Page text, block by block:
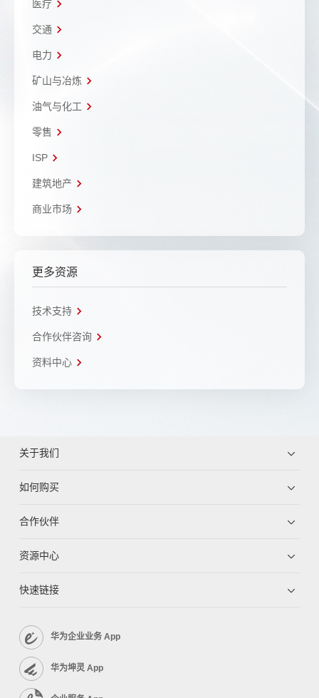
医疗
交通
电力
矿山与冶炼
油气与化工
零售
ISP
建筑地产
商业市场
更多资源
技术支持
合作伙伴咨询
资料中心
关于我们
如何购买
合作伙伴
资源中心
快速链接
华为企业业务 App
华为坤灵 App